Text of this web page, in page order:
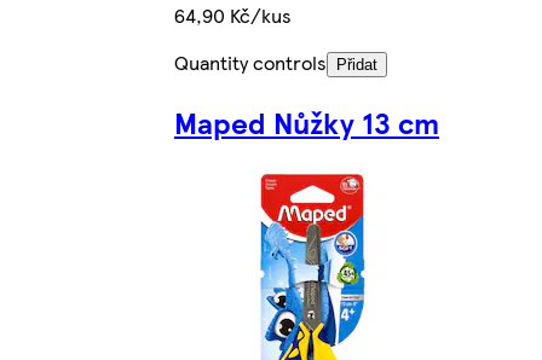
64,90 Kč/kus
Quantity controls
Přidat
Maped Nůžky 13 cm